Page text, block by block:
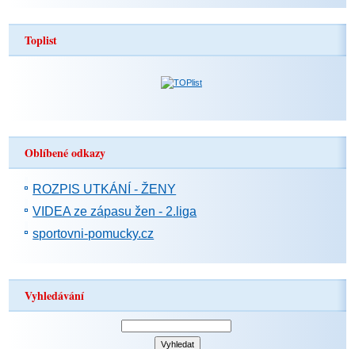
Toplist
Oblíbené odkazy
ROZPIS UTKÁNÍ - ŽENY
VIDEA ze zápasu žen - 2.liga
sportovni-pomucky.cz
Vyhledávání